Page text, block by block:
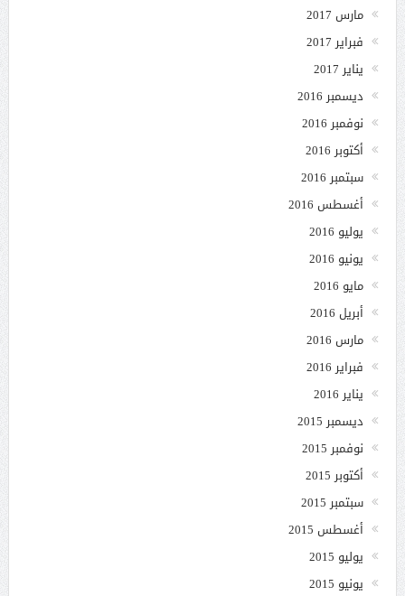
مارس 2017
فبراير 2017
يناير 2017
ديسمبر 2016
نوفمبر 2016
أكتوبر 2016
سبتمبر 2016
أغسطس 2016
يوليو 2016
يونيو 2016
مايو 2016
أبريل 2016
مارس 2016
فبراير 2016
يناير 2016
ديسمبر 2015
نوفمبر 2015
أكتوبر 2015
سبتمبر 2015
أغسطس 2015
يوليو 2015
يونيو 2015